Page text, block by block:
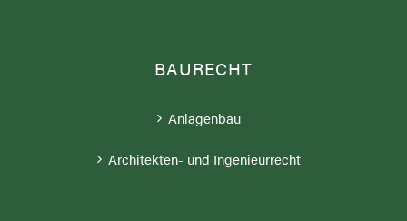
BAURECHT
Anlagenbau
Architekten- und Ingenieurrecht